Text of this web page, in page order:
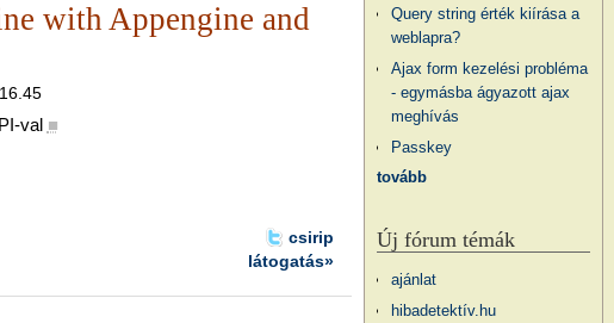
with Appengine and
val ■
csirip
látogatás»
Query string érték kiírása a
weblapra?
Ajax form kezelési probléma
- egymásba ágyazott ajax
meghívás
Passkey
tovább
Új fórum témák
ajánlat
hibadetektív.hu